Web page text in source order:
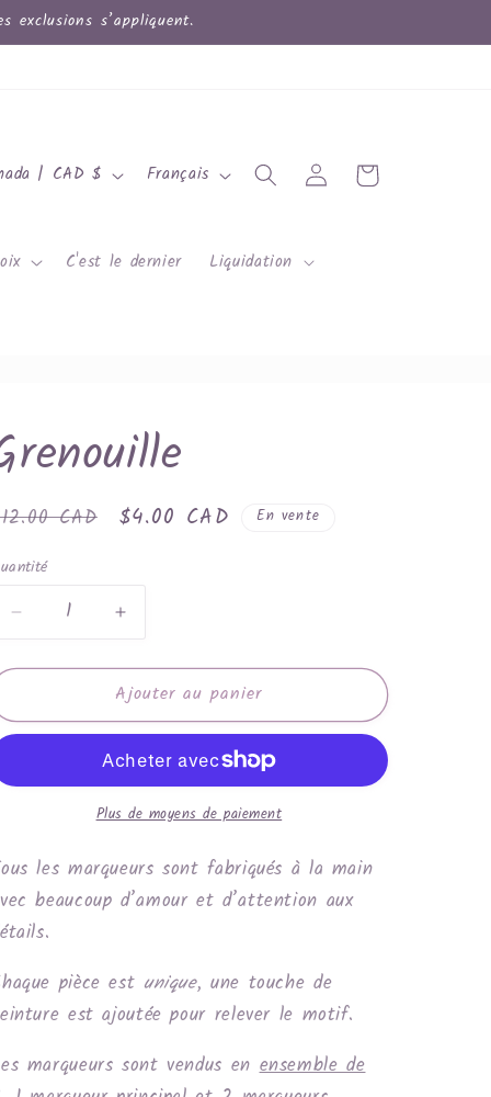
exclusions s’appliquent.
C'est le dernier
Liquidation
Canada | CAD $
g
Français Connexion Panier
CAD
Prix
$4.00 CAD En vente
Réduire
la
quantité
Grenouille
Augmenter
la
quantité
de
Grenouille
Ajouter au panier
Plus de moyens de paiement
les marqueurs sont fabriqués à la main
beaucoup d’amour et d’attention aux
pièce est unique, une touche de
est ajoutée pour relever le motif.
marqueurs sont vendus enensemble de